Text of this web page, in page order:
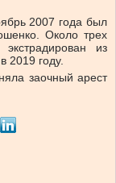
2007 года был
Около трех
из
2019 году.
заочный арест